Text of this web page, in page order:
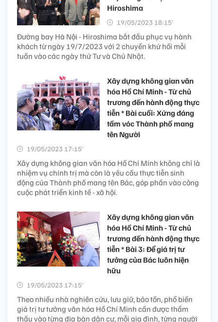
Hiroshima
19/05/2023 18:15’
Đường bay Hà Nội - Hiroshima bắt đầu phục vụ hành
khách từ ngày 19/7/2023 với 2 chuyến khứ hồi mỗi
tuần vào các ngày thứ Tư và Chủ Nhật.
Xây dựng không gian văn
hóa Hồ Chí Minh - Từ chủ
trương đến hành động thực
tiễn * Bài cuối: Xứng đáng
tầm vóc Thành phố mang
tên Người
19/05/2023 17:15’
Xây dựng không gian văn hóa Hồ Chí Minh không chỉ là
nhiệm vụ chính trị mà còn là yêu cầu thực tiễn sinh
động của Thành phố mang tên Bác, góp phần vào công
cuộc phát triển kinh tế - xã hội.
Xây dựng không gian văn
hóa Hồ Chí Minh - Từ chủ
trương đến hành động thực
tiễn * Bài 3: Để giá trị tư
tưởng của Bác luôn hiện
hữu
19/05/2023 17:15’
Theo nhiều nhà nghiên cứu, lưu giữ, bảo tồn, phổ biến
giá trị tư tưởng văn hóa Hồ Chí Minh cần được thẩm
thấu vào từng địa bàn dân cư, mỗi gia đình, từng người